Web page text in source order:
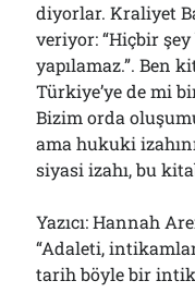
diyorlar. Kraliyet
veriyor: “Hiçbir
yapılamaz.”. Ben
Türkiye’ye de mi
Bizim orda
ama hukuki
siyasi izahı, bu
Yazıcı: Hannah
“Adaleti,
tarih böyle bir